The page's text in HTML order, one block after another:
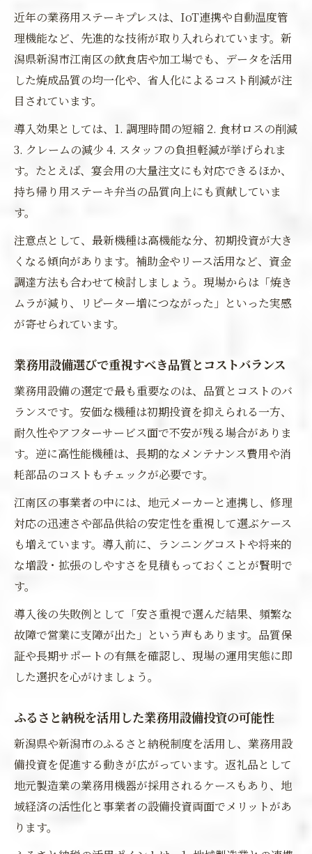
近年の業務用ステーキプレスは、IoT連携や自動温度管
理機能など、先進的な技術が取り入れられています。新
潟県新潟市江南区の飲食店や加工場でも、データを活用
した焼成品質の均一化や、省人化によるコスト削減が注
目されています。
導入効果としては、1. 調理時間の短縮 2. 食材ロスの削減
3. クレームの減少 4. スタッフの負担軽減が挙げられま
す。たとえば、宴会用の大量注文にも対応できるほか、
持ち帰り用ステーキ弁当の品質向上にも貢献していま
す。
注意点として、最新機種は高機能な分、初期投資が大き
くなる傾向があります。補助金やリース活用など、資金
調達方法も合わせて検討しましょう。現場からは「焼き
ムラが減り、リピーター増につながった」といった実感
が寄せられています。
業務用設備選びで重視すべき品質とコストバランス
業務用設備の選定で最も重要なのは、品質とコストのバ
ランスです。安価な機種は初期投資を抑えられる一方、
耐久性やアフターサービス面で不安が残る場合がありま
す。逆に高性能機種は、長期的なメンテナンス費用や消
耗部品のコストもチェックが必要です。
江南区の事業者の中には、地元メーカーと連携し、修理
対応の迅速さや部品供給の安定性を重視して選ぶケース
も増えています。導入前に、ランニングコストや将来的
な増設・拡張のしやすさを見積もっておくことが賢明で
す。
導入後の失敗例として「安さ重視で選んだ結果、頻繁な
故障で営業に支障が出た」という声もあります。品質保
証や長期サポートの有無を確認し、現場の運用実態に即
した選択を心がけましょう。
ふるさと納税を活用した業務用設備投資の可能性
新潟県や新潟市のふるさと納税制度を活用し、業務用設
備投資を促進する動きが広がっています。返礼品として
地元製造業の業務用機器が採用されるケースもあり、地
域経済の活性化と事業者の設備投資両面でメリットがあ
ります。